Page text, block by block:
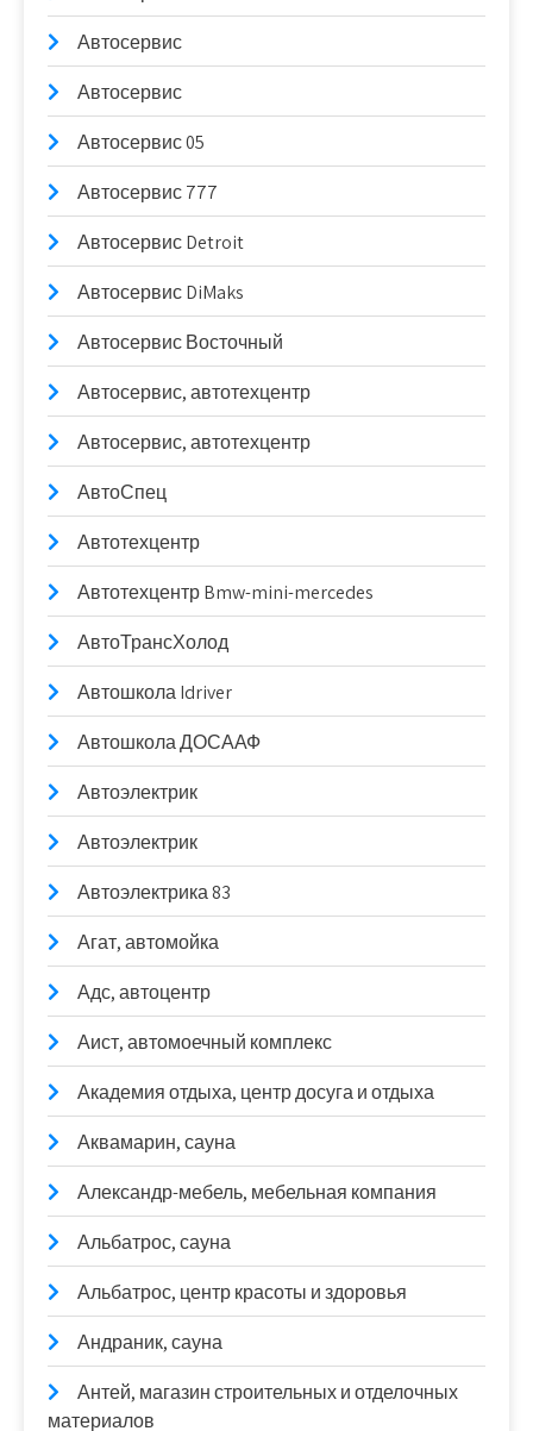
Автосервис
Автосервис
Автосервис 05
Автосервис 777
Автосервис Detroit
Автосервис DiMaks
Автосервис Восточный
Автосервис, автотехцентр
Автосервис, автотехцентр
АвтоСпец
Автотехцентр
Автотехцентр Bmw-mini-mercedes
АвтоТрансХолод
Автошкола Idriver
Автошкола ДОСААФ
Автоэлектрик
Автоэлектрик
Автоэлектрика 83
Агат, автомойка
Адс, автоцентр
Аист, автомоечный комплекс
Академия отдыха, центр досуга и отдыха
Аквамарин, сауна
Александр-мебель, мебельная компания
Альбатрос, сауна
Альбатрос, центр красоты и здоровья
Андраник, сауна
Антей, магазин строительных и отделочных
материалов